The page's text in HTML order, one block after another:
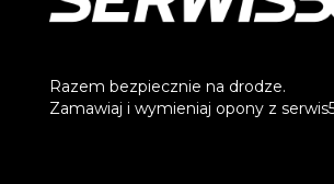
Razem bezpiecznie na drodze.
Zamawiaj i wymieniaj opony z